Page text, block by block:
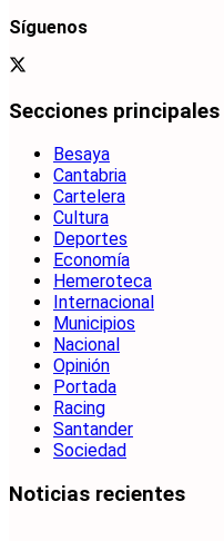
Síguenos
Secciones principales
Besaya
Cantabria
Cartelera
Cultura
Deportes
Economía
Hemeroteca
Internacional
Municipios
Nacional
Opinión
Portada
Racing
Santander
Sociedad
Noticias recientes